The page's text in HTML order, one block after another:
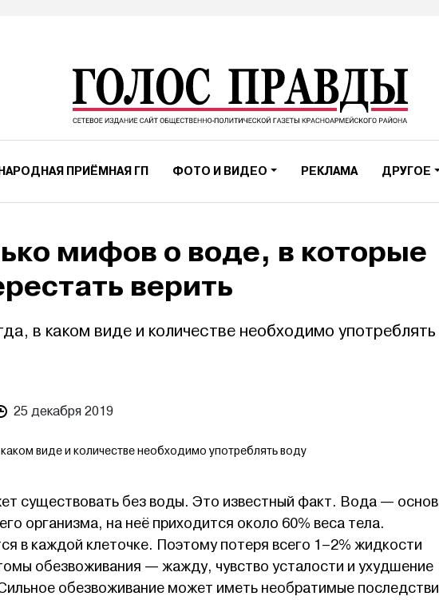
ПРИЁМНАЯ ГП ФОТО И ВИДЕО РЕКЛАМА ДРУГОЕ
мифов о воде, в которые
верить
в каком виде и количестве необходимо употреблять
25 декабря 2019
виде и количестве необходимо употреблять воду
существовать без воды. Это известный факт. Вода —
организма, на неё приходится около 60% веса тела.
в каждой клеточке. Поэтому потеря всего 1–2% жидкости
обезвоживания — жажду, чувство усталости и ухудшение
обезвоживание может иметь необратимые